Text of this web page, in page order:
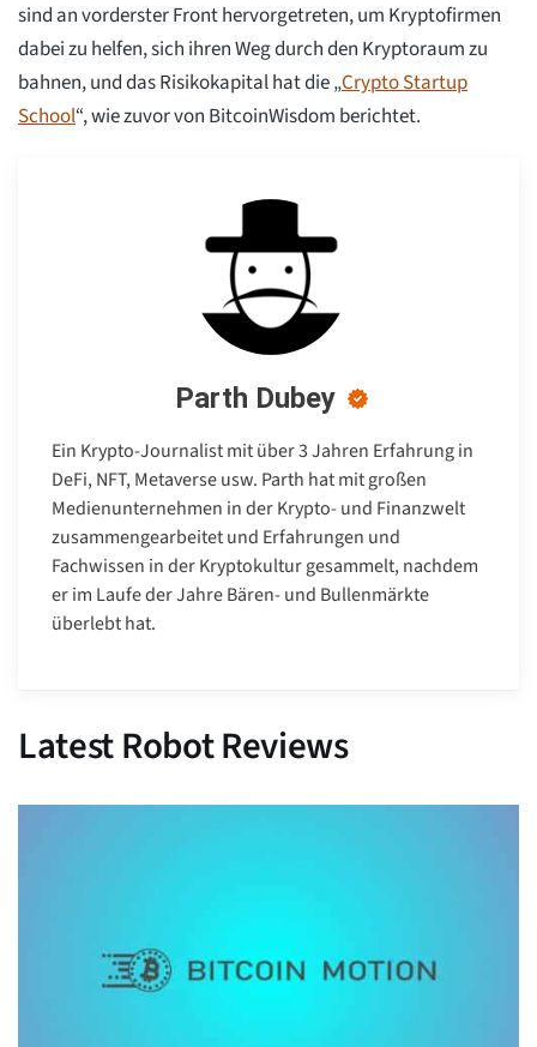
sind an vorderster Front hervorgetreten, um Kryptofirmen
dabei zu helfen, sich ihren Weg durch den Kryptoraum zu
bahnen, und das Risikokapital hat die „Crypto Startup
School“, wie zuvor von BitcoinWisdom berichtet.
Parth Dubey
Ein Krypto-Journalist mit über 3 Jahren Erfahrung in
DeFi, NFT, Metaverse usw. Parth hat mit großen
Medienunternehmen in der Krypto- und Finanzwelt
zusammengearbeitet und Erfahrungen und
Fachwissen in der Kryptokultur gesammelt, nachdem
er im Laufe der Jahre Bären- und Bullenmärkte
überlebt hat.
Latest Robot Reviews